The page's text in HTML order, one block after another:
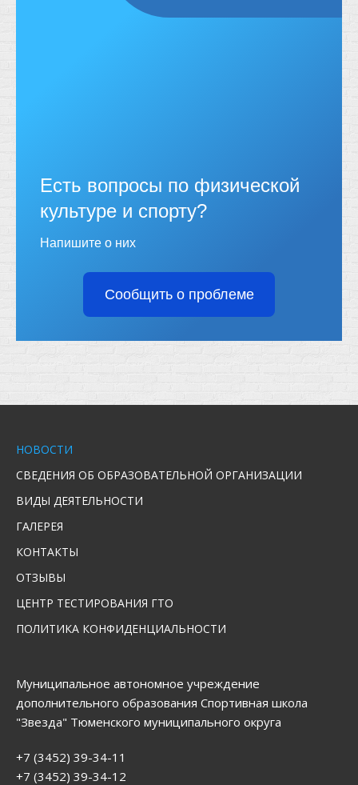
Есть вопросы по физической
культуре и спорту?
Напишите о них
Сообщить о проблеме
НОВОСТИ
СВЕДЕНИЯ ОБ ОБРАЗОВАТЕЛЬНОЙ ОРГАНИЗАЦИИ
ВИДЫ ДЕЯТЕЛЬНОСТИ
ГАЛЕРЕЯ
КОНТАКТЫ
ОТЗЫВЫ
ЦЕНТР ТЕСТИРОВАНИЯ ГТО
ПОЛИТИКА КОНФИДЕНЦИАЛЬНОСТИ
Муниципальное автономное учреждение
дополнительного образования Спортивная школа
"Звезда" Тюменского муниципального округа
+7 (3452) 39-34-11
+7 (3452) 39-34-12